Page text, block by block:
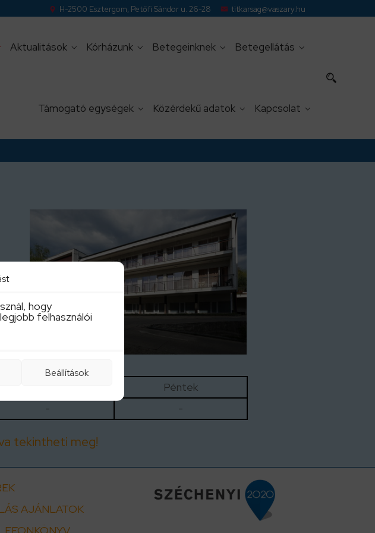
hogy
felhasználói
Beállítások
H-2500 Esztergom, Petőfi Sándor u. 26-28 titkarsag@vaszary.hu
Aktualitások Kórházunk Betegeinknek Betegellátás
Támogató egységek Közérdekű adatok Kapcsolat
Péntek
- -
tekintheti meg!
AJÁNLATOK